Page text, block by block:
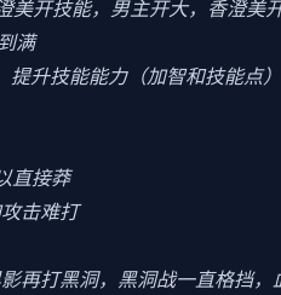
开技能，男主开大，香澄美
满
升技能能力（加智和技能点
直接莽
击难打
打黑洞，黑洞战一直格挡